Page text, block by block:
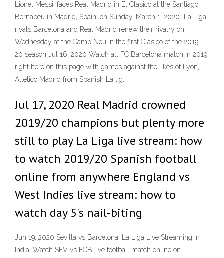
Lionel Messi, faces Real Madrid in El Clasico at the Santiago
Bernabeu in Madrid, Spain, on Sunday, March 1, 2020 La Liga
rivals Barcelona and Real Madrid renew their rivalry on
Wednesday at the Camp Nou in the first Clasico of the 2019-
20 season Jul 16, 2020 Watch all FC Barcelona match in 2019
right here on this page with games against the likes of Lyon,
Atletico Madrid from Spanish La lig.
Jul 17, 2020 Real Madrid crowned
2019/20 champions but plenty more
still to play La Liga live stream: how
to watch 2019/20 Spanish football
online from anywhere England vs
West Indies live stream: how to
watch day 5's nail-biting
Jun 19, 2020 Sevilla vs Barcelona, La Liga Live Streaming in
India: Watch SEV vs FCB live football match online on